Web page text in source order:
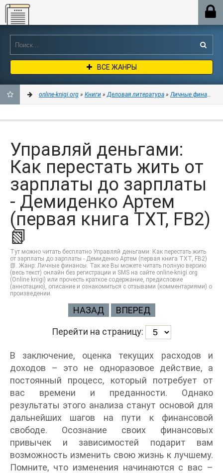
Online-knigi.org
ВСЕ ЖАНРЫ
ЗАКЛАДКИ
online-knigi.org » Книги »Деловая литература »Личные финансы
Управляй деньгами:
Как перестать жить от
зарплаты до зарплаты
- Демиденко Артем
(первая книга TXT, FB2)
📗
Тут можно читать бесплатно Управляй деньгами: Как перестать жить
от зарплаты до зарплаты - Демиденко Артем (первая книга TXT, FB2)
📗. Жанр: Личные финансы. Так же Вы можете читать полную версию
(весь текст) онлайн без регистрации и SMS на сайте online-knigi.org
(Online knigi) или прочесть краткое содержание, предисловие
(аннотацию), описание и ознакомиться с отзывами (комментариями) о
произведении.
НАЗАД ВПЕРЕД
Перейти на страницу:
В заключение, оценка текущих расходов и
доходов – это не одноразовое действие, а
постоянный процесс, который потребует от
вас времени и преданности. Однако
результаты этого анализа станут основой для
дальнейших шагов на пути к финансовой
свободе. Осознание своих финансовых
привычек и зависимостей подарит вам
возможность изменить свою жизнь к лучшему.
Помните, что изменения начинаются с вас –